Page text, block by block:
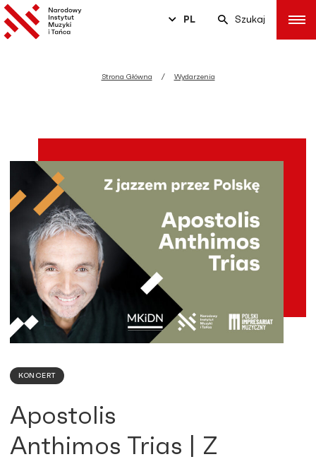
PL Szukaj
Strona Główna Wydarzenia
KONCERT
Apostolis
Anthimos Trias | Z